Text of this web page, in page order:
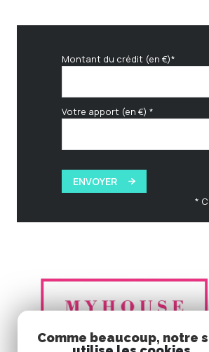
Montant du crédit (en €)*
Votre apport (en €) *
ENVOYER
*
Comme beaucoup, notre